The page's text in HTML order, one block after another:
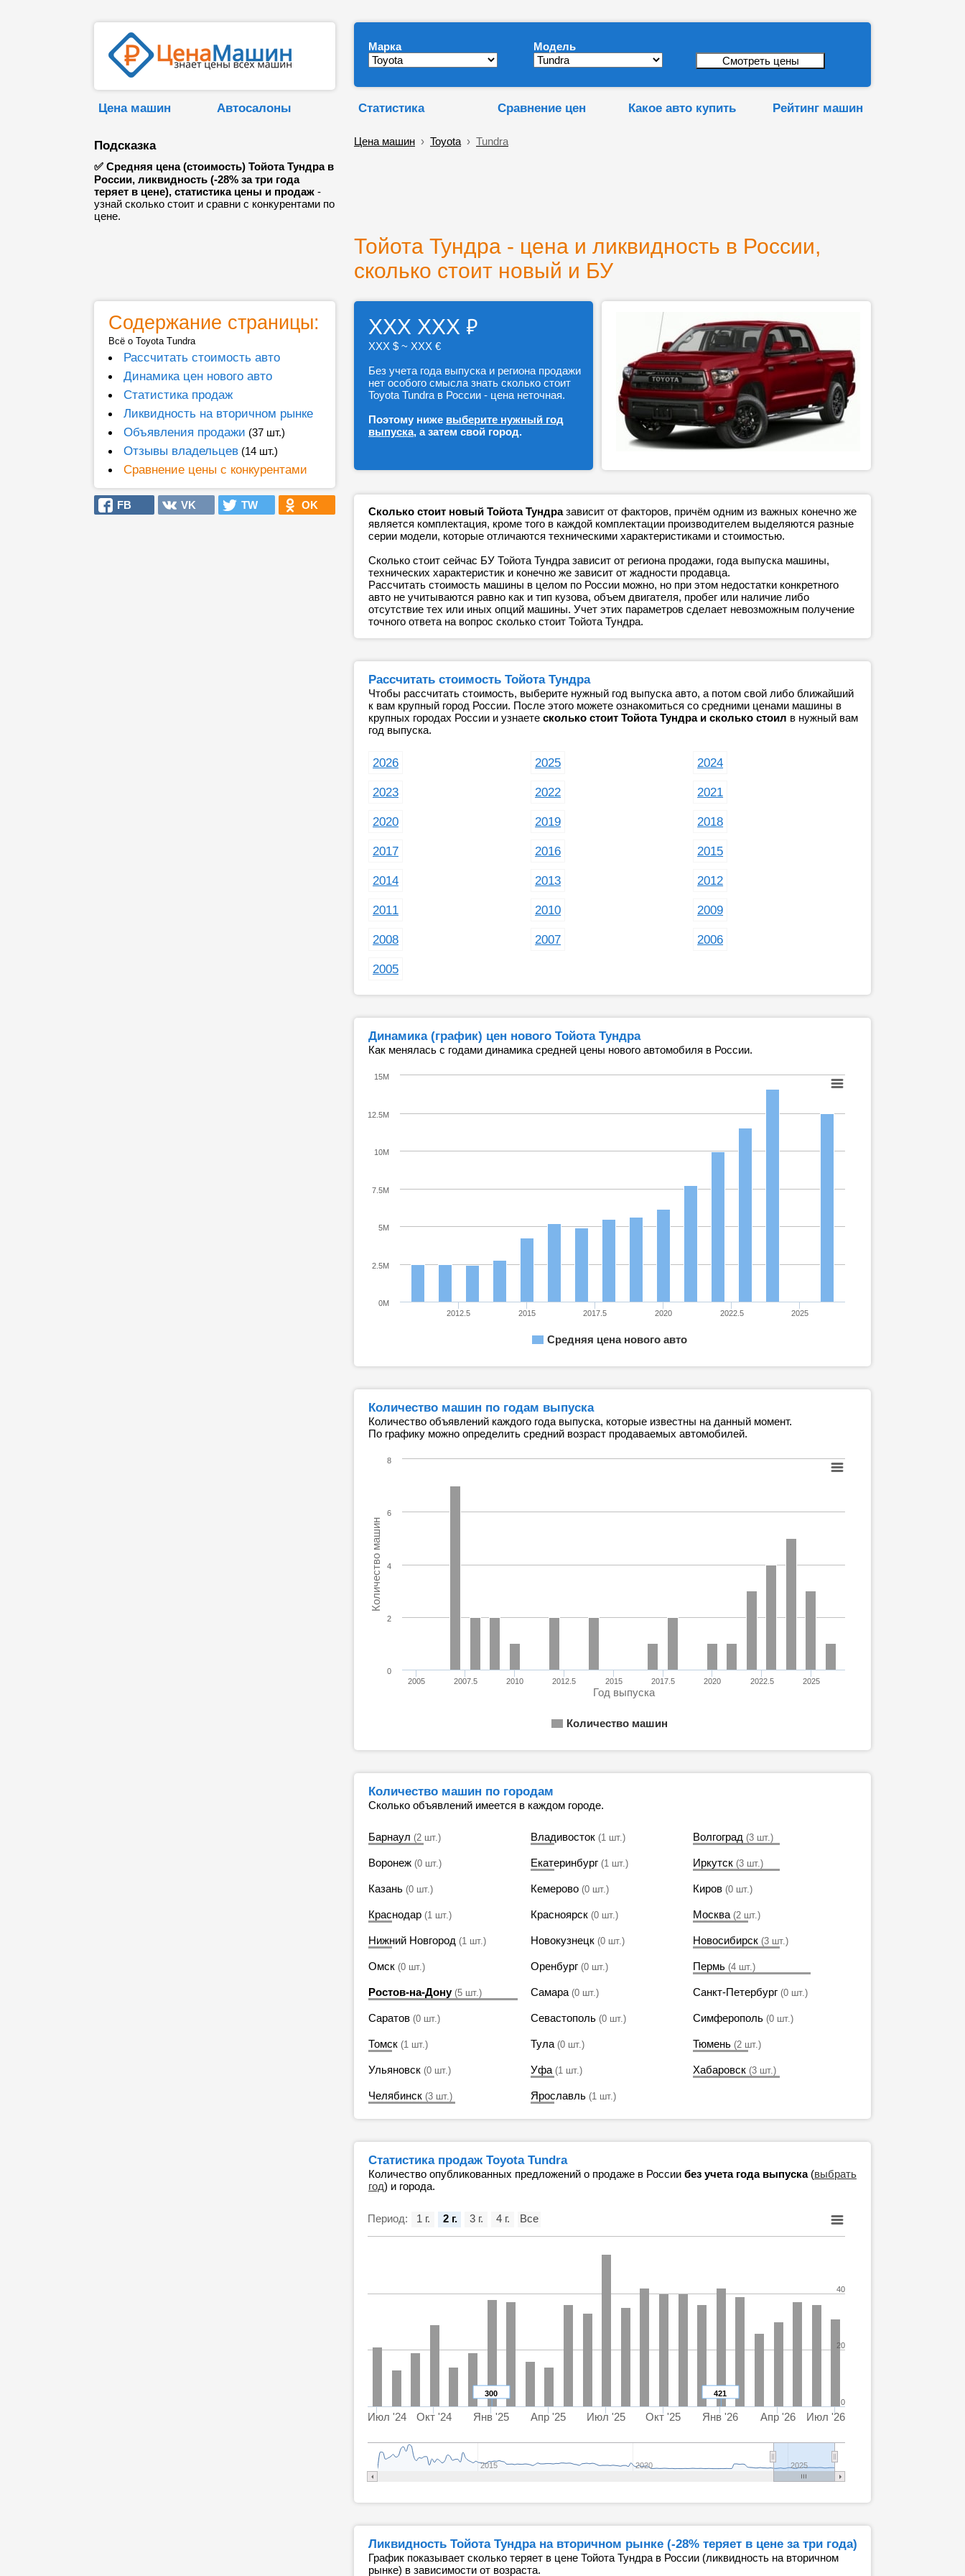
Марка Модель
Цена машин Автосалоны Статистика Сравнение цен Какое авто купить Рейтинг машин
Подсказка
✅ Средняя цена (стоимость) Тойота Тундра в
России, ликвидность (-28% за три года
теряет в цене), статистика цены и продаж -
узнай сколько стоит и сравни с конкурентами по
цене.
Цена машин › Toyota › Tundra
Тойота Тундра - цена и ликвидность в России,
сколько стоит новый и БУ
Содержание страницы:
Всё о Toyota Tundra
Рассчитать стоимость авто
Динамика цен нового авто
Статистика продаж
Ликвидность на вторичном рынке
Объявления продажи (37 шт.)
Отзывы владельцев (14 шт.)
Сравнение цены с конкурентами
FB VK TW OK
ХХХ ХХХ ₽
ХХХ $ ~ ХХХ €
Без учета года выпуска и региона продажи
нет особого смысла знать сколько стоит
Toyota Tundra в России - цена неточная.
Поэтому ниже выберите нужный год
выпуска, а затем свой город.
Сколько стоит новый Тойота Тундразависит от факторов, причём одним из важных конечно же
является комплектация, кроме того в каждой комплектации производителем выделяются разные
серии модели, которые отличаются техническими характеристиками и стоимостью.
Сколько стоит сейчас БУ Тойота Тундра зависит от региона продажи, года выпуска машины,
технических характеристик и конечно же зависит от жадности продавца.
Рассчитать стоимость машины в целом по России можно, но при этом недостатки конкретного
авто не учитываются равно как и тип кузова, объем двигателя, пробег или наличие либо
отсутствие тех или иных опций машины. Учет этих параметров сделает невозможным получение
точного ответа на вопрос сколько стоит Тойота Тундра.
Рассчитать стоимость Тойота Тундра
Чтобы рассчитать стоимость, выберите нужный год выпуска авто, а потом свой либо ближайший
к вам крупный город России. После этого можете ознакомиться со средними ценами машины в
крупных городах России и узнаете сколько стоит Тойота Тундра и сколько стоил в нужный вам
год выпуска.
2026 2025 2024
2023 2022 2021
2020 2019 2018
2017 2016 2015
2014 2013 2012
2011 2010 2009
2008 2007 2006
2005
Динамика (график) цен нового Тойота Тундра
Как менялась с годами динамика средней цены нового автомобиля в России.
Средняя цена нового авто
2012.5 2015 2017.5 2020 2022.5 2025
0M
2.5M
5M
7.5M
10M
12.5M
15M
Количество машин по годам выпуска
Количество объявлений каждого года выпуска, которые известны на данный момент.
По графику можно определить средний возраст продаваемых автомобилей.
Год выпуска
Количество машин
Количество машин
2005 2007.5 2010 2012.5 2015 2017.5 2020 2022.5 2025
0
2
4
6
8
Количество машин по городам
Сколько объявлений имеется в каждом городе.
Барнаул (2 шт.) Владивосток (1 шт.) Волгоград (3 шт.)
Воронеж (0 шт.) Екатеринбург (1 шт.) Иркутск (3 шт.)
Казань (0 шт.) Кемерово (0 шт.) Киров (0 шт.)
Краснодар (1 шт.) Красноярск (0 шт.) Москва (2 шт.)
Нижний Новгород (1 шт.) Новокузнецк (0 шт.) Новосибирск (3 шт.)
Омск (0 шт.) Оренбург (0 шт.) Пермь (4 шт.)
Ростов-на-Дону (5 шт.) Самара (0 шт.) Санкт-Петербург (0 шт.)
Саратов (0 шт.) Севастополь (0 шт.) Симферополь (0 шт.)
Томск (1 шт.) Тула (0 шт.) Тюмень (2 шт.)
Ульяновск (0 шт.) Уфа (1 шт.) Хабаровск (3 шт.)
Челябинск (3 шт.) Ярославль (1 шт.)
Статистика продаж Toyota Tundra
Количество опубликованных предложений о продаже в России без учета года выпуска(выбрать
год) и города.
Период:
421
300
Июл '24 Окт '24 Янв '25 Апр '25 Июл '25 Окт '25 Янв '26 Апр '26 Июл '26
2015 2020 2025
0
20
40
1 г. 2 г. 3 г. 4 г. Все
Ликвидность Тойота Тундра на вторичном рынке (-28% теряет в цене за три года)
График показывает сколько теряет в цене Тойота Тундра в России (ликвидность на вторичном
рынке) в зависимости от возраста.